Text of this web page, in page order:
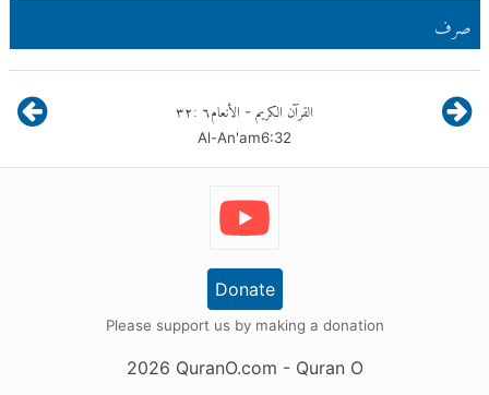
صرف
القرآن الكريم - الأنعام٦:٣٢
Al-An'am6:32
Donate
Please support us by making a donation
2026 QuranO.com - Quran O